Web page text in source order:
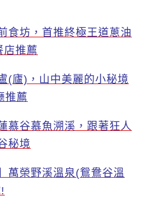
食坊，首推終極王道蔥油
店推薦
(廬)，山中美麗的小秘境
推薦
慕谷慕魚溯溪，跟著狂人
秘境
萬榮野溪溫泉(鴛鴦谷溫